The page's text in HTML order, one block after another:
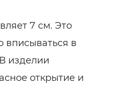
7 см. Это
вписываться в
изделии
открытие и